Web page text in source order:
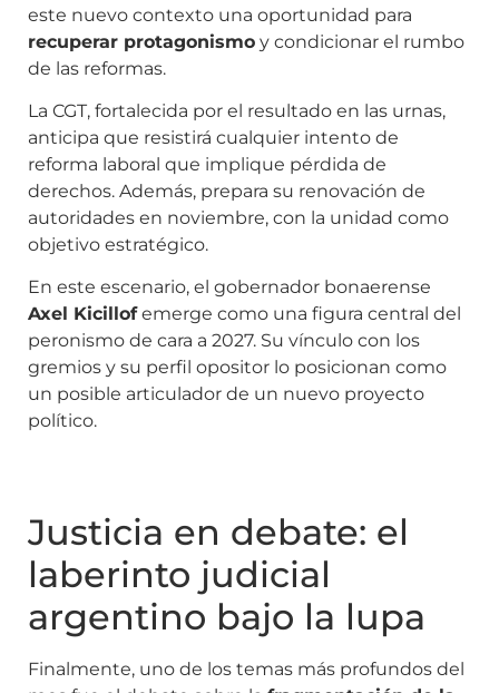
este nuevo contexto una oportunidad para
recuperar protagonismo y condicionar el rumbo
de las reformas.
La CGT, fortalecida por el resultado en las urnas,
anticipa que resistirá cualquier intento de
reforma laboral que implique pérdida de
derechos. Además, prepara su renovación de
autoridades en noviembre, con la unidad como
objetivo estratégico.
En este escenario, el gobernador bonaerense
Axel Kicillofemerge como una figura central del
peronismo de cara a 2027. Su vínculo con los
gremios y su perfil opositor lo posicionan como
un posible articulador de un nuevo proyecto
político.
Justicia en debate: el
laberinto judicial
argentino bajo la lupa
Finalmente, uno de los temas más profundos del